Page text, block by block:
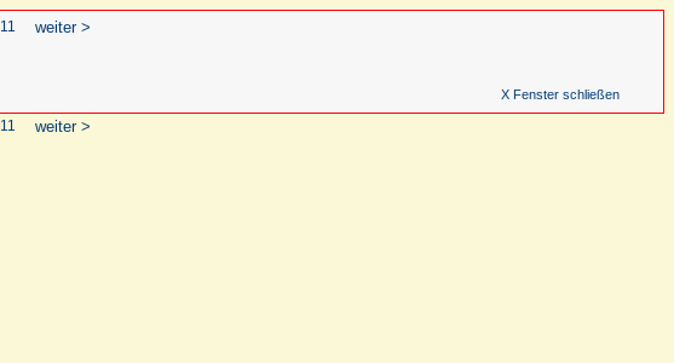
11
weiter >
X Fenster schließen
11 weiter >